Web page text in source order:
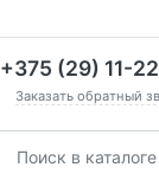
+375 (29) 11-
Заказать обратный